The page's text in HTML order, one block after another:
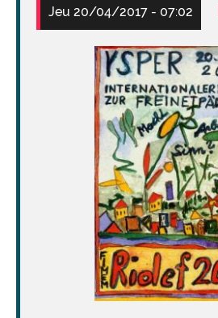
Jeu 20/04/2017 - 07:02